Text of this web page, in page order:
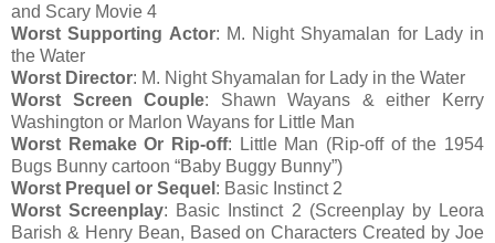
and Scary Movie 4
Worst Supporting Actor: M. Night Shyamalan for Lady in
the Water
Worst Director: M. Night Shyamalan for Lady in the Water
Worst Screen Couple: Shawn Wayans & either Kerry
Washington or Marlon Wayans for Little Man
Worst Remake Or Rip-off: Little Man (Rip-off of the 1954
Bugs Bunny cartoon “Baby Buggy Bunny”)
Worst Prequel or Sequel : Basic Instinct 2
Worst Screenplay: Basic Instinct 2 (Screenplay by Leora
Barish & Henry Bean, Based on Characters Created by Joe